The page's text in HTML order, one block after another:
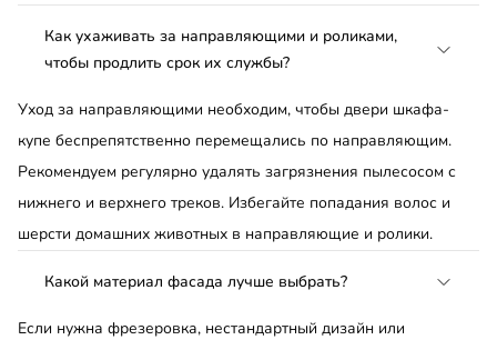
Как ухаживать за направляющими и роликами,
чтобы продлить срок их службы?
Уход за направляющими необходим, чтобы двери шкафа-
купе беспрепятственно перемещались по направляющим.
Рекомендуем регулярно удалять загрязнения пылесосом с
нижнего и верхнего треков. Избегайте попадания волос и
шерсти домашних животных в направляющие и ролики.
Какой материал фасада лучше выбрать?
Если нужна фрезеровка, нестандартный дизайн или